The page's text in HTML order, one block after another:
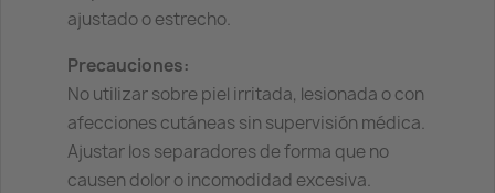
ajustado o estrecho.
Precauciones:
No utilizar sobre piel irritada, lesionada o con
afecciones cutáneas sin supervisión médica.
Ajustar los separadores de forma que no
causen dolor o incomodidad excesiva.